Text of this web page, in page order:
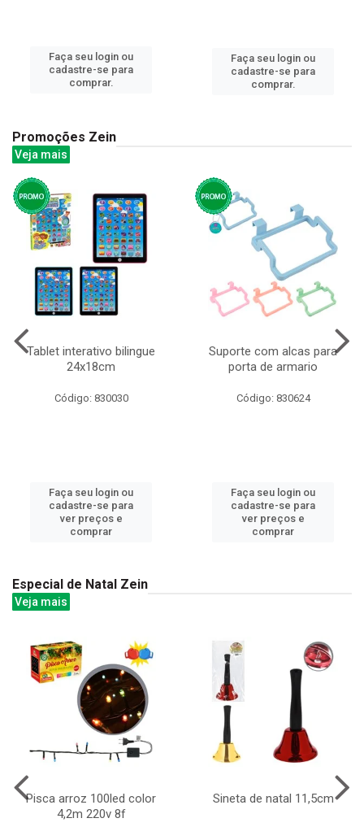
Faça seu login ou
cadastre-se para
comprar.
Faça seu login ou
cadastre-se para
comprar.
Promoções Zein
Veja mais
Tablet interativo bilingue
24x18cm
Código: 830030
Faça seu login ou
cadastre-se para
ver preços e
comprar
Suporte com alcas para
porta de armario
Código: 830624
Faça seu login ou
cadastre-se para
ver preços e
comprar
Especial de Natal Zein
Veja mais
Pisca arroz 100led color
4,2m 220v 8f
Sineta de natal 11,5cm